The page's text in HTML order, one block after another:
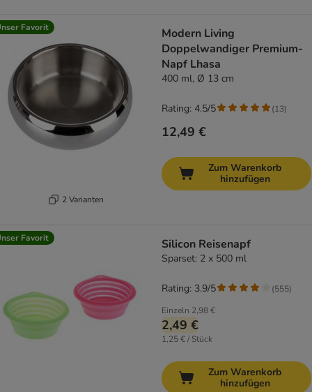
Favorit
2 Varianten
Modern Living
Doppelwandiger Premium-
Napf Lhasa
400 ml, Ø 13 cm
12,49 €
Rating: 4.5/5 (13)
Zum Warenkorb
hinzufügen
Favorit Silicon Reisenapf
Sparset: 2 x 500 ml
Einzeln 2,98 €
2,49 €
1,25 € / Stück
Rating: 3.9/5 (555)
Zum Warenkorb
hinzufügen